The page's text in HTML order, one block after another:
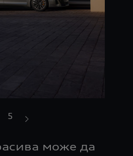
може да
5